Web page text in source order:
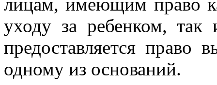
уходу за ребенком, так
предоставляется
одному из оснований.